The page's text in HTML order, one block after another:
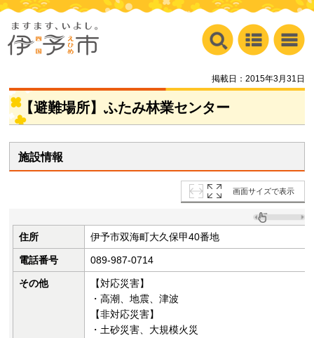
掲載日：2015年3月31日
【避難場所】ふたみ林業センター
施設情報
画面サイズで表示
住所 伊予市双海町大久保甲40番地
電話番号 089-987-0714
その他
【対応災害】
・高潮、地震、津波
【非対応災害】
・土砂災害、大規模火災